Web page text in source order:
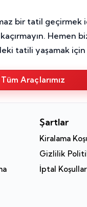
bir tatil geçirmek
kaçırmayın. Hemen
tatili yaşamak için
Tüm Araçlarımız
Şartlar
Kiralama
Gizlilik
İptal